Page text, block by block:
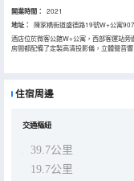
開業時間： 2021
地址：
陳家橋街道盛德路19號W+公寓907
酒店位於微客公館W+公寓，西部客運站
房間都配備了定製高清投影儀，立體聲音
發，衣櫃，衣架，桌椅，矮腳凳，浪漫香
影院式觀影，又可以享受到歸家的舒適與
住宿周邊
交通樞紐
39.7公里
19.7公里